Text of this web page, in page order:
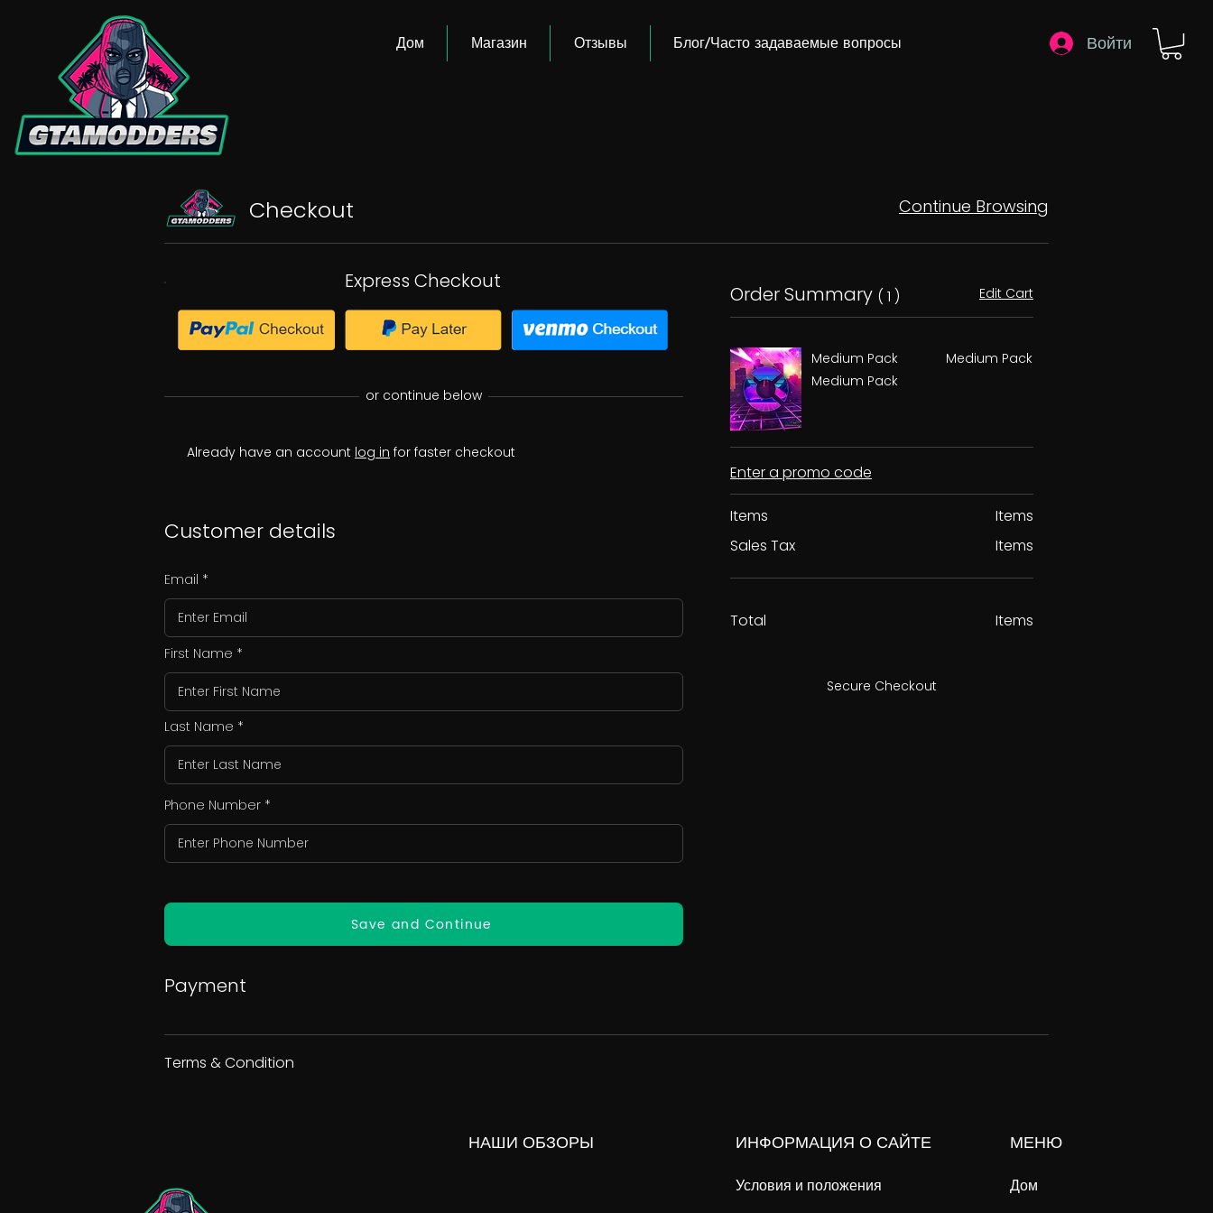
Дом Магазин Отзывы Блог/Часто задаваемые вопросы Войти
Checkout Continue Browsing
Express Checkout
or continue below
Already have an account log in for faster checkout
Customer details
Email
First Name
Last Name
Phone Number
Save and Continue
Order Summary ( 1 ) Edit Cart
Medium Pack
Medium Pack
Medium Pack
Enter a promo code
Items
Sales Tax
Items
Items
Total Items
Secure Checkout
Payment
Terms & Condition
НАШИ ОБЗОРЫ ИНФОРМАЦИЯ О САЙТЕ
Условия и положения
МЕНЮ
Дом